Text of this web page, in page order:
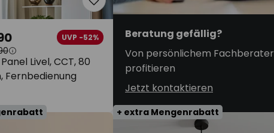
Livel, CCT, 80
Fernbedienung
UVP -52%
Beratung gefällig?
Von persönlichem Fachberater
profitieren
Jetzt kontaktieren
+ extra Mengenrabatt